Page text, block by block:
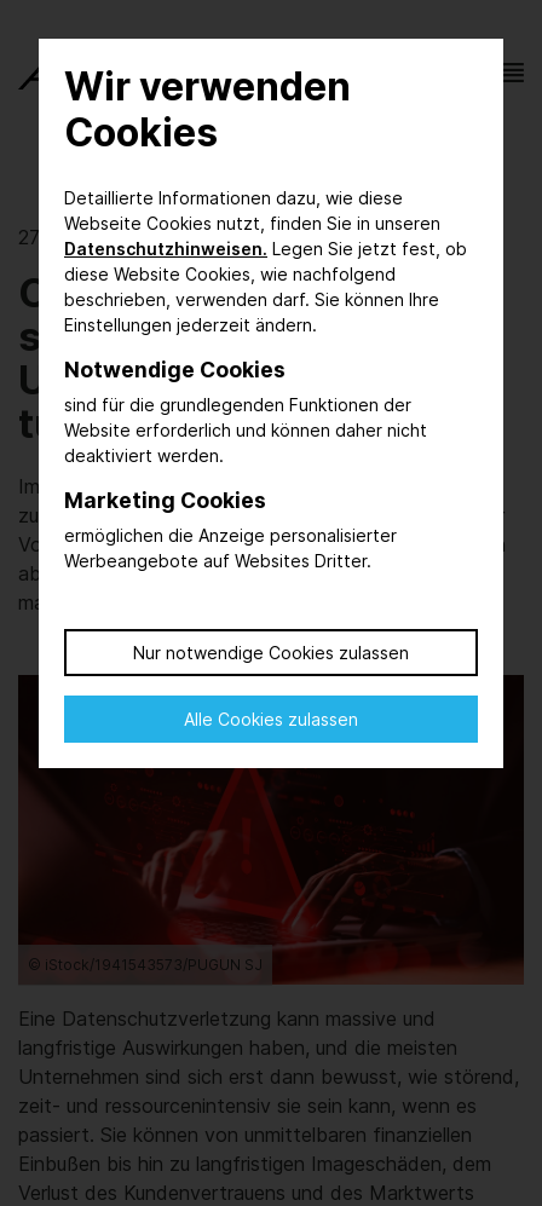
Wir verwenden
Cookies
Detaillierte Informationen dazu, wie diese
Webseite Cookies nutzt, finden Sie in unseren
Datenschutzhinweisen. Legen Sie jetzt fest, ob
diese Website Cookies, wie nachfolgend
beschrieben, verwenden darf. Sie können Ihre
Einstellungen jederzeit ändern.
Notwendige Cookies
sind für die grundlegenden Funktionen der
Website erforderlich und können daher nicht
deaktiviert werden.
Marketing Cookies
ermöglichen die Anzeige personalisierter
Werbeangebote auf Websites Dritter.
Nur notwendige Cookies zulassen
Alle Cookies zulassen
27.01.2025 | Digital Innovation
Cyberangriffe - und was
sie mit Ihrer
Unternehmenskultur zu
tun haben
Im digitalen Zeitalter agieren Unternehmen in einer
zunehmend komplexen Landschaft, in der die Zahl der
Vorfälle im Bereich der Cybersicherheit zunimmt. Doch
abgesehen von den Geldstrafen, die Schlagzeilen
machen, gibt es enorme versteckte Kosten.
© iStock/1941543573/PUGUN SJ
Eine Datenschutzverletzung kann massive und
langfristige Auswirkungen haben, und die meisten
Unternehmen sind sich erst dann bewusst, wie störend,
zeit- und ressourcenintensiv sie sein kann, wenn es
passiert. Sie können von unmittelbaren finanziellen
Einbußen bis hin zu langfristigen Imageschäden, dem
Verlust des Kundenvertrauens und des Marktwerts